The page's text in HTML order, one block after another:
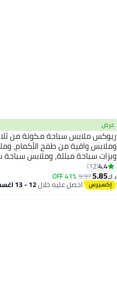
2
عرض
ريوكس ملابس سباحة مكونة من
وملابس واقية من طفح الأكمام،
وبزات سباحة مبللة، وملابس
سباحة غطس على الشاطئ
4.4
12
د.ك‏5.85
9.97
41% OFF
احصل عليه خلال12 - 13 اغسطس